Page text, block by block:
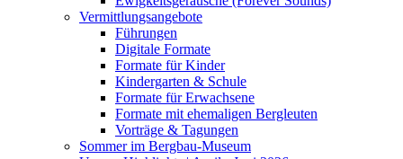
Vermittlungsangebote
Führungen
Digitale Formate
Formate für Kinder
Kindergarten & Schule
Formate für Erwachsene
Formate mit ehemaligen Bergleuten
Vorträge & Tagungen
Sommer im Bergbau-Museum